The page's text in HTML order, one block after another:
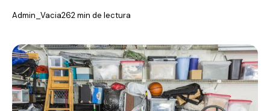
Admin_Vacia262 min de lectura